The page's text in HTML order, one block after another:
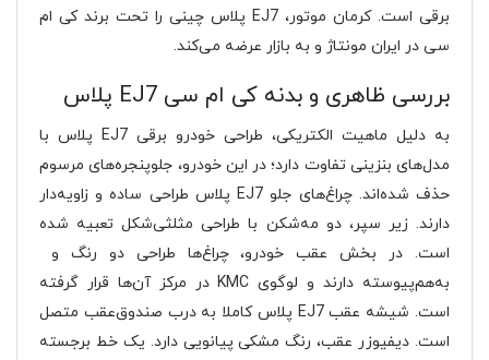
برقی است. کرمان موتور، EJ7 پلاس چینی را تحت برند کی ام
سی در ایران مونتاژ و به بازار عرضه می‌کند.
بررسی ظاهری و بدنه کی ام سی EJ7 پلاس
به دلیل ماهیت الکتریکی، طراحی خودرو برقی EJ7 پلاس با
مدل‌های بنزینی تفاوت دارد؛ در این خودرو، جلوپنجره‌های مرسوم
حذف شده‌اند. چراغ‌های جلو EJ7 پلاس طراحی ساده و زاویه‌دار
دارند. زیر سپر، دو مه‌شکن با طراحی مثلثی‌شکل تعبیه شده
است. در بخش عقب خودرو، چراغ‌ها طراحی دو رنگ و
به‌هم‌پیوسته دارند و لوگوی KMC در مرکز آن‌ها قرار گرفته
است. شیشه عقب EJ7 پلاس کاملا به درب صندوق‌عقب متصل
است. دیفیوزر عقب، رنگ مشکی پیانویی دارد. یک خط برجسته